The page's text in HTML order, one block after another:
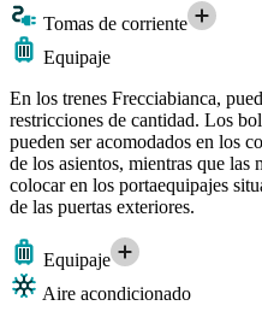
Tomas de corriente
Equipaje
En los trenes Frecciabianca,
restricciones de cantidad. Los
pueden ser acomodados en los
de los asientos, mientras que las
colocar en los portaequipajes
de las puertas exteriores.
Equipaje
Aire acondicionado